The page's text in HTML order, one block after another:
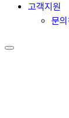
고객지원
문